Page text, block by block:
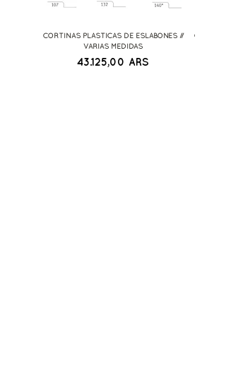
CORTINAS PLASTICAS DE ESLABONES //
VARIAS MEDIDAS
Precio
43.125,00 ARS